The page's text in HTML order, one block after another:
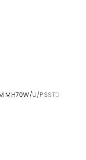
MH70W/U/PSSTD